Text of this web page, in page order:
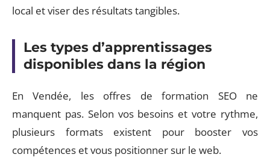
local et viser des résultats tangibles.
Les types d’apprentissages
disponibles dans la région
En Vendée, les offres de formation SEO ne
manquent pas. Selon vos besoins et votre rythme,
plusieurs formats existent pour booster vos
compétences et vous positionner sur le web.